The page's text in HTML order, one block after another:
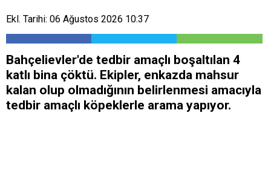
Ekl. Tarihi: 06 Ağustos 2026 10:37
Bahçelievler'de tedbir amaçlı boşaltılan 4
katlı bina çöktü. Ekipler, enkazda mahsur
kalan olup olmadığının belirlenmesi amacıyla
tedbir amaçlı köpeklerle arama yapıyor.